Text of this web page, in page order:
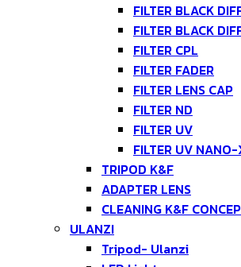
FILTER BLACK
FILTER BLACK
FILTER CPL
FILTER FADER
FILTER LENS CAP
FILTER ND
FILTER UV
FILTER UV
TRIPOD K&F
ADAPTER LENS
CLEANING K&F
ULANZI
Tripod- Ulanzi